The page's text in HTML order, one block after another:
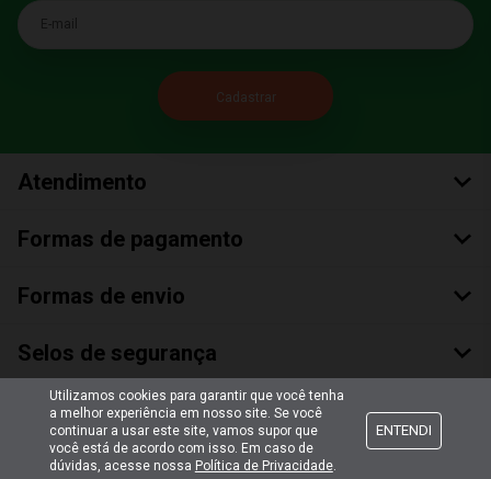
E-mail
Atendimento
Formas de pagamento
Formas de envio
Selos de segurança
Utilizamos cookies para garantir que você tenha
a melhor experiência em nosso site. Se você
continuar a usar este site, vamos supor que
você está de acordo com isso. Em caso de
dúvidas, acesse nossa Política de Privacidade.
ENTENDI